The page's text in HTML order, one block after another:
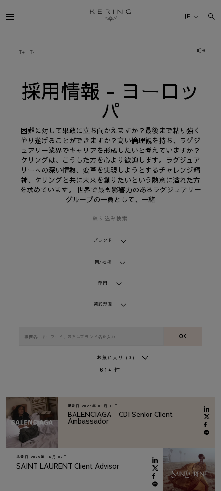
用
情
人材
サステナビリティ
FINANCE
プレスルーム
採用情報
JP
採用情報 - ヨーロッ
パ
困難に対して果敢に立ち向かえますか？最後まで粘り強く
やり遂げることができますか？高い倫理観を持ち、ラグジ
ュアリー業界でキャリアを形成したいと考えていますか？
ケリングは、こうした方を心より歓迎します。ラグジュア
リーへの深い情熱、変革を実現しようとするチャレンジ精
神、ケリングと共に未来を創りたいという熱意に溢れた方
を求めています。 世界で最も影響力のあるラグジュアリー
グループの一員として、一緒
絞り込み検索
ブランド
国/地域
部門
契約形態
OK
お気に入り (0)
614 件
掲載日 2026年 08月 08日
BALENCIAGA - CDI Senior Client
Ambassador
掲載日 2026年 08月 07日
SAINT LAURENT Client Advisor